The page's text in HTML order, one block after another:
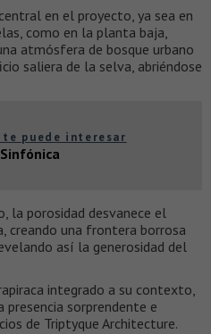
en el proyecto, ya sea en
como en la planta baja,
atmósfera de bosque urbano
saliera de la selva, abriéndose
te puede interesar
la porosidad desvanece el
creando una frontera borrosa
así la generosidad del
integrado a su contexto,
sorprendente e
de Triptyque Architecture.